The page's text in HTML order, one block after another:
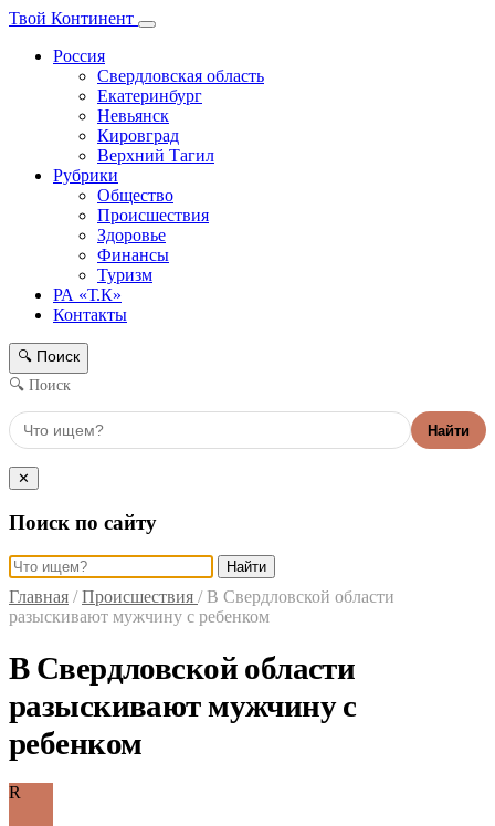
Твой Континент
Россия
Свердловская область
Екатеринбург
Невьянск
Кировград
Верхний Тагил
Рубрики
Общество
Происшествия
Здоровье
Финансы
Туризм
РА «Т.К»
Контакты
🔍 Поиск
🔍 Поиск
Найти
✕
Поиск по сайту
Найти
Главная / Происшествия / В Свердловской области
разыскивают мужчину с ребенком
В Свердловской области
разыскивают мужчину с
ребенком
R